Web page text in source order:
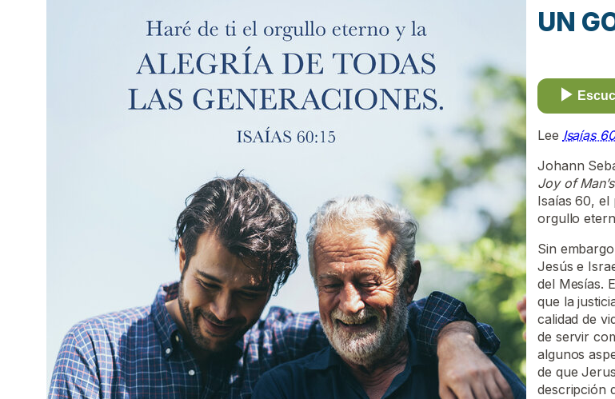
UN
Lee Isaías
Johann
Joy of
Isaías 60, el
orgullo
Sin
Jesús e
del Mesías.
que la
calidad de
de servir
algunos
de que
descripción